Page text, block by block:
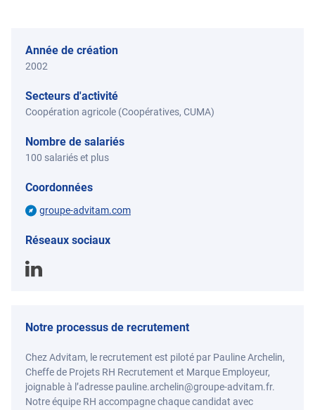
Année de création
2002
Secteurs d'activité
Coopération agricole (Coopératives, CUMA)
Nombre de salariés
100 salariés et plus
Coordonnées
groupe-advitam.com
Réseaux sociaux
Notre processus de recrutement
Chez Advitam, le recrutement est piloté par Pauline Archelin,
Cheffe de Projets RH Recrutement et Marque Employeur,
joignable à l’adresse pauline.archelin@groupe-advitam.fr.
Notre équipe RH accompagne chaque candidat avec